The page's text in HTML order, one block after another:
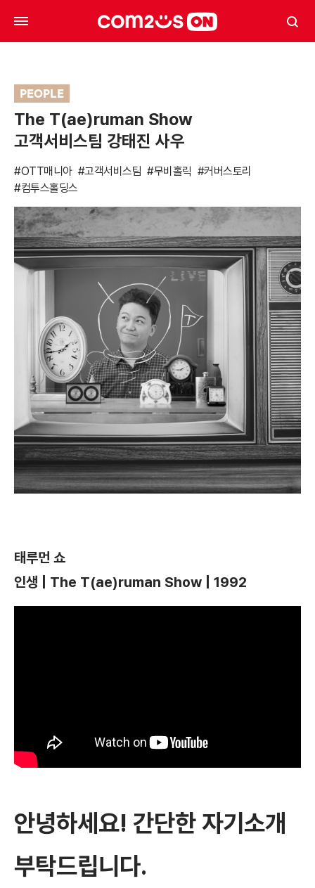
PEOPLE
The T(ae)ruman Show
고객서비스팀 강태진 사우
#OTT매니아 #고객서비스팀 #무비홀릭 #커버스토리
#컴투스홀딩스
태루먼 쇼
인생 | The T(ae)ruman Show | 1992
안녕하세요! 간단한 자기소개
부탁드립니다.